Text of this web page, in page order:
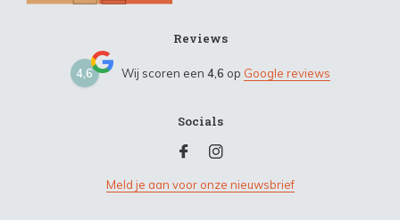
Reviews
4,6 Wij scoren een 4,6 op Google reviews
Socials
Meld je aan voor onze nieuwsbrief